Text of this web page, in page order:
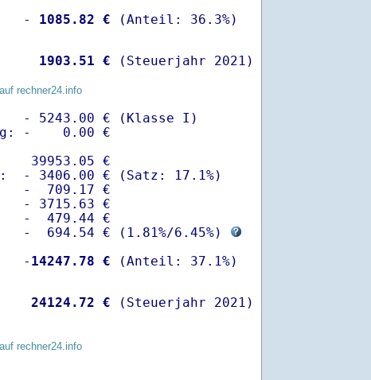
-
1085.82 €
1903.51 € (Steuerjahr 2021)
rechner24.info
- 5243.00 € (Klasse I)
-    0.00 €
39953.05 €
- 3406.00 € (Satz: 17.1%)
-  709.17 €
- 3715.63 €
-  479.44 €
-  694.54 € ( 1.81%/6.45%)
- 14247.78 €
24124.72 € (Steuerjahr 2021)
rechner24.info